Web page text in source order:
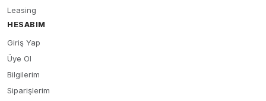
Leasing
HESABIM
Giriş Yap
Üye Ol
Bilgilerim
Siparişlerim